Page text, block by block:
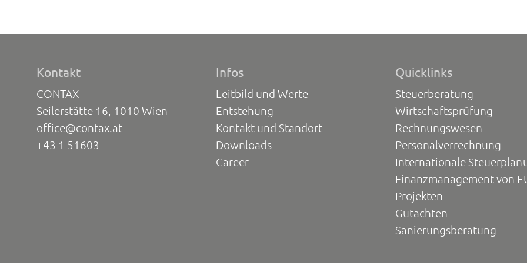
Kontakt
CONTAX
Seilerstätte 16, 1010 Wien
office@contax.at
+43 1 51603
Infos
Leitbild und Werte
Entstehung
Kontakt und Standort
Downloads
Career
Quicklinks
Steuerberatung
Wirtschaftsprüfung
Rechnungswesen
Personalverrechnung
Internationale
Finanzmanagement von
Projekten
Gutachten
Sanierungsberatung